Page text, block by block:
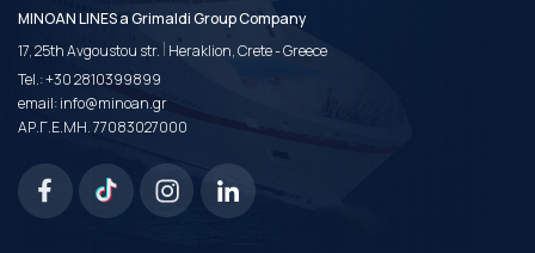
MINOAN LINES a Grimaldi Group Company
17, 25th Avgoustou str. | Heraklion, Crete - Greece
Tel.:+30 2810399899
email:info@minoan.gr
ΑΡ.Γ.Ε.ΜΗ. 77083027000